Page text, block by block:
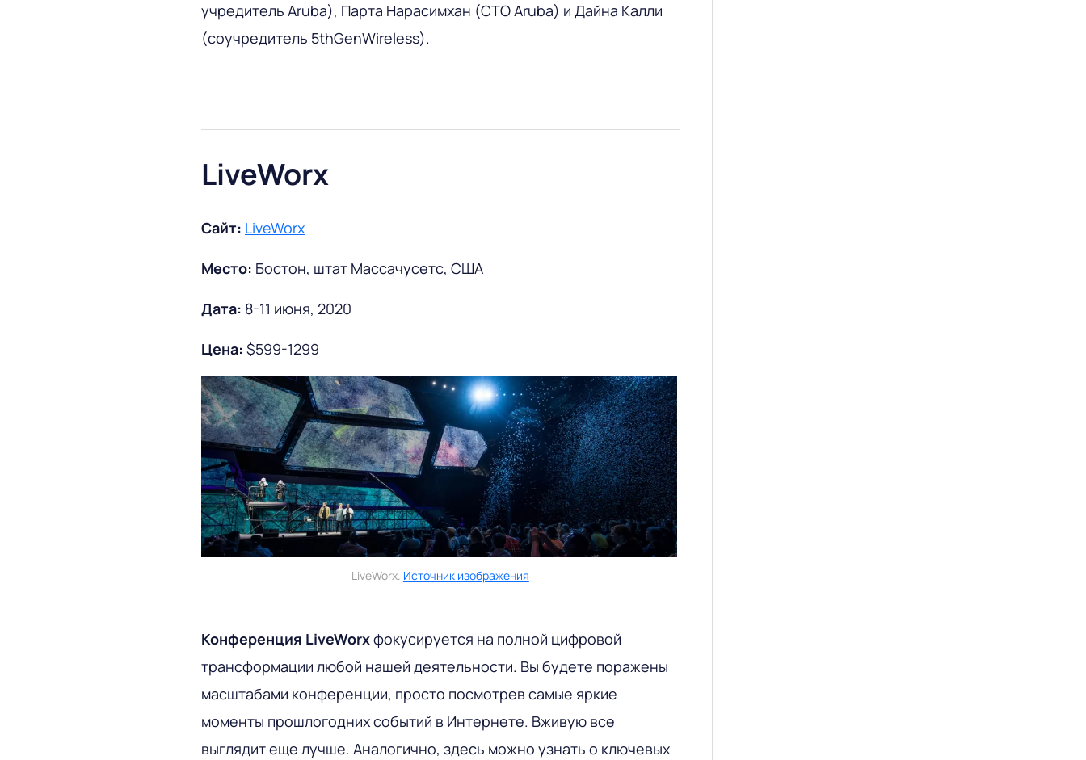
учредитель Aruba), Парта Нарасимхан (CTO Aruba) и Дайна Калли
(соучредитель 5thGenWireless).
LiveWorx
Сайт: LiveWorx
Место: Бостон, штат Массачусетс, США
Дата: 8-11 июня, 2020
Цена: $599-1299
LiveWorx. Источник изображения
Конференция LiveWorxфокусируется на полной цифровой
трансформации любой нашей деятельности. Вы будете поражены
масштабами конференции, просто посмотрев самые яркие
моменты прошлогодних событий в Интернете. Вживую все
выглядит еще лучше. Аналогично, здесь можно узнать о ключевых